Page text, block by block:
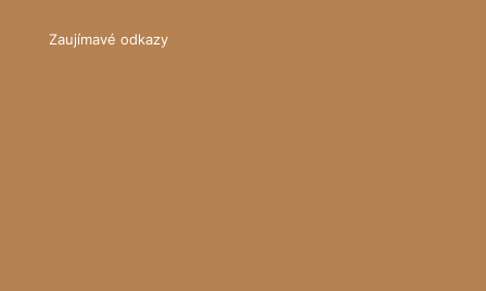
Zaujímavé odkazy